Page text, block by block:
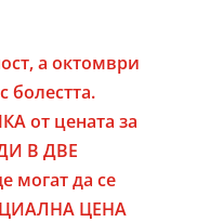
а октомври
болестта.
от цената за
В ДВЕ
могат да се
ЦЕНА